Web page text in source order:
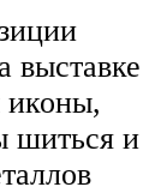
выставке
иконы,
шиться и